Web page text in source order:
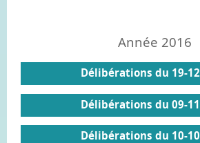
Année 2016
Délibérations du 19-
Délibérations du 09-
Délibérations du 10-